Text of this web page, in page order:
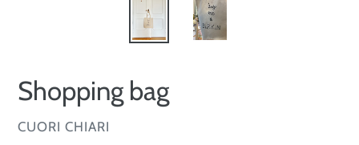
Shopping bag
VENDITORE
CUORI CHIARI